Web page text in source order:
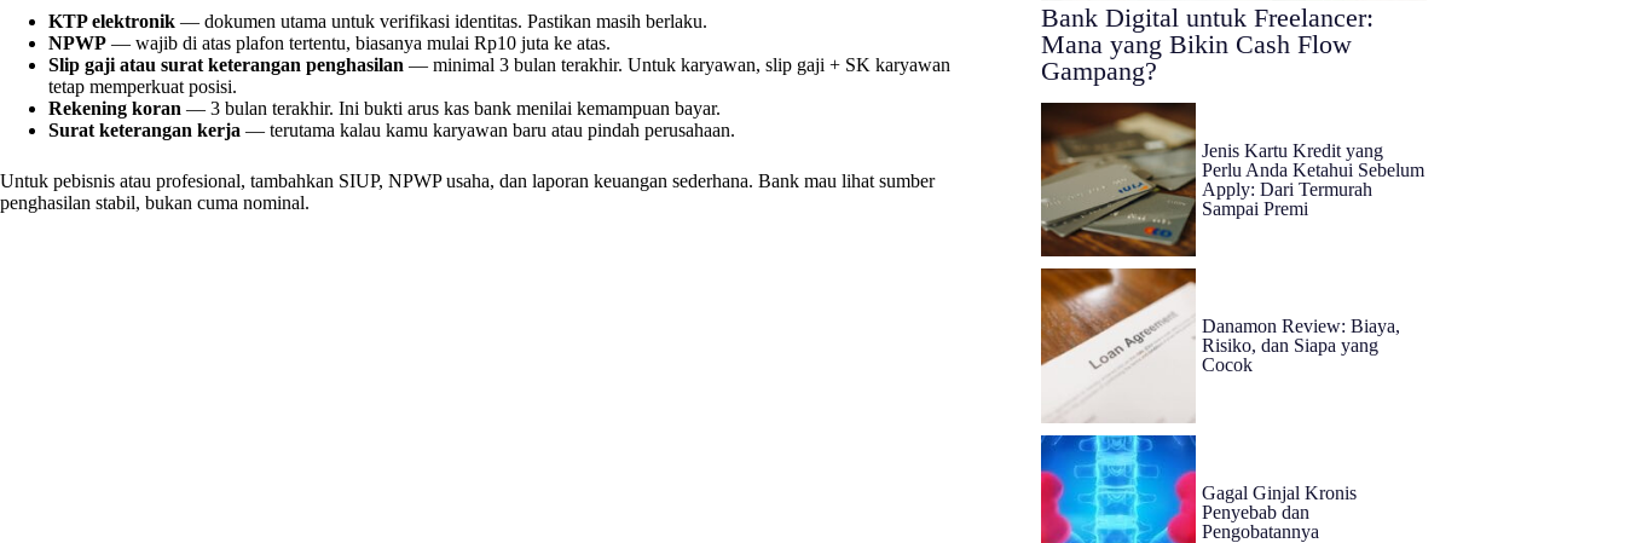
KTP elektronik — dokumen utama untuk verifikasi identitas. Pastikan masih berlaku.
NPWP — wajib di atas plafon tertentu, biasanya mulai Rp10 juta ke atas.
Slip gaji atau surat keterangan penghasilan — minimal 3 bulan terakhir. Untuk karyawan, slip gaji + SK karyawan
tetap memperkuat posisi.
Rekening koran — 3 bulan terakhir. Ini bukti arus kas bank menilai kemampuan bayar.
Surat keterangan kerja — terutama kalau kamu karyawan baru atau pindah perusahaan.
Untuk pebisnis atau profesional, tambahkan SIUP, NPWP usaha, dan laporan keuangan sederhana. Bank mau lihat sumber
penghasilan stabil, bukan cuma nominal.
Bank Digital untuk Freelancer:
Mana yang Bikin Cash Flow
Gampang?
Jenis Kartu Kredit yang
Perlu Anda Ketahui Sebelum
Apply: Dari Termurah
Sampai Premi
Danamon Review: Biaya,
Risiko, dan Siapa yang
Cocok
Gagal Ginjal Kronis
Penyebab dan
Pengobatannya